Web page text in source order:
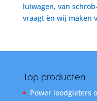
luiwagen, van
vraagt èn wij maken
Top producten
Power loodgieters